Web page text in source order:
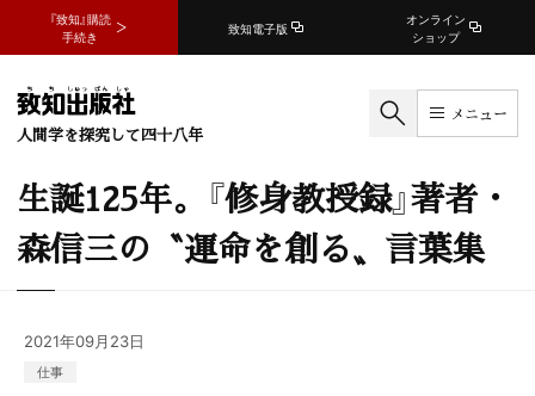
『致知』購読
手続き
致知電子版
オンライン
ショップ
人間学を探究して四十八年
メニュー
生誕125年。『修身教授録』著者・
森信三の〝運命を創る〟言葉集
2021年09月23日
仕事